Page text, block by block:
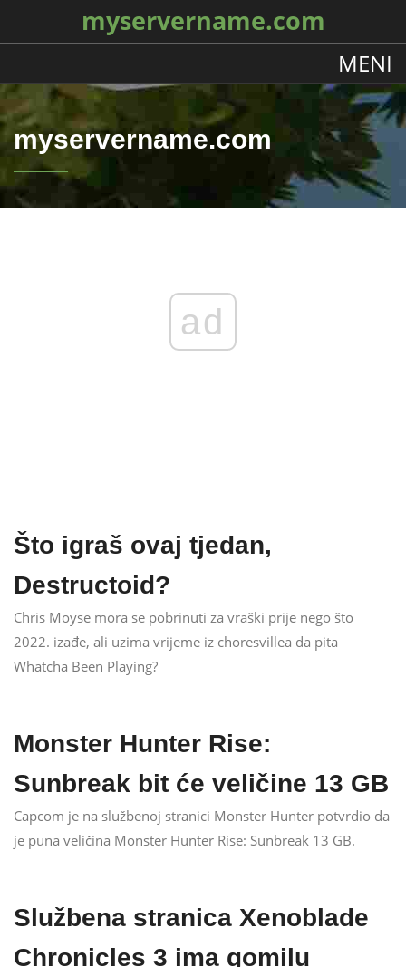
myservername.com
MENI
myservername.com
ad
Što igraš ovaj tjedan,
Destructoid?
Chris Moyse mora se pobrinuti za vraški prije nego što
2022. izađe, ali uzima vrijeme iz choresvillea da pita
Whatcha Been Playing?
Monster Hunter Rise:
Sunbreak bit će veličine 13 GB
Capcom je na službenoj stranici Monster Hunter potvrdio da
je puna veličina Monster Hunter Rise: Sunbreak 13 GB.
Službena stranica Xenoblade
Chronicles 3 ima gomilu